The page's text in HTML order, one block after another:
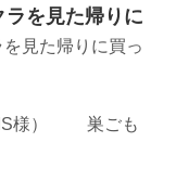
を見た帰りに
見た帰りに買っ
） 巣ごも